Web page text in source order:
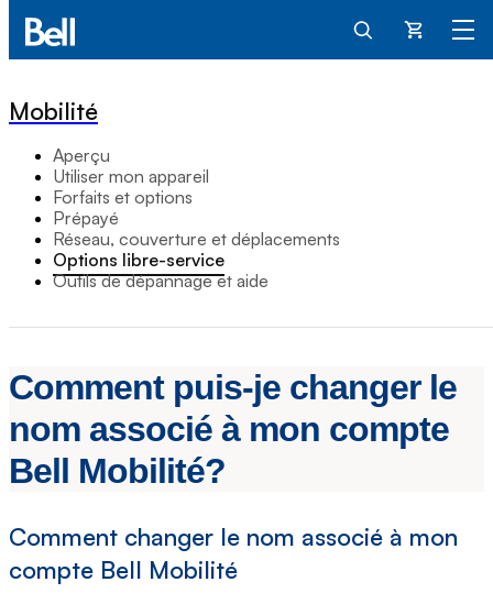
Panier
Mobilité
Aperçu
Utiliser mon appareil
Forfaits et options
Prépayé
Réseau, couverture et déplacements
Options libre-service
Outils de dépannage et aide
Comment puis-je changer le
nom associé à mon compte
Bell Mobilité?
Comment changer le nom associé à mon
compte Bell Mobilité